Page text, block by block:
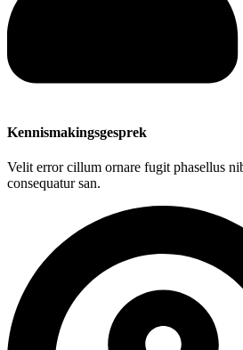
Kennismakingsgesprek
Velit error cillum ornare fugit phasellus
consequatur san.